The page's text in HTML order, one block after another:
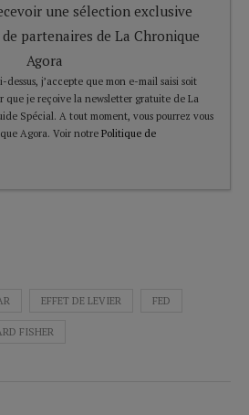
une sélection exclusive
partenaires de La Chronique
Agora
j’accepte que mon e-mail saisi soit
que je reçoive la newsletter gratuite de La
Spécial. A tout moment, vous pourrez vous
Agora. Voir notre Politique de
EFFET DE LEVIER FED
FISHER